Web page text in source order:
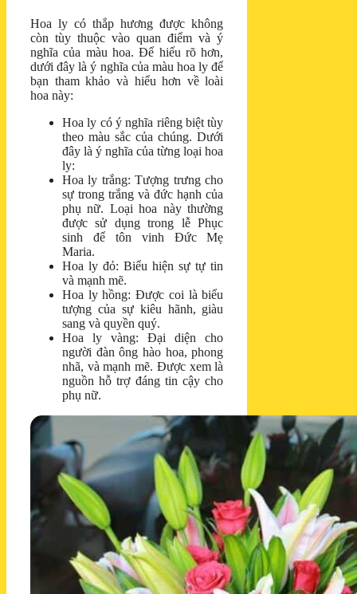
Hoa ly có thắp hương được không
còn tùy thuộc vào quan điểm và ý
nghĩa của màu hoa. Để hiểu rõ hơn,
dưới đây là ý nghĩa của màu hoa ly để
bạn tham khảo và hiểu hơn về loài
hoa này:
Hoa ly có ý nghĩa riêng biệt tùy
theo màu sắc của chúng. Dưới
đây là ý nghĩa của từng loại hoa
ly:
Hoa ly trắng: Tượng trưng cho
sự trong trắng và đức hạnh của
phụ nữ. Loại hoa này thường
được sử dụng trong lễ Phục
sinh để tôn vinh Đức Mẹ
Maria.
Hoa ly đỏ: Biểu hiện sự tự tin
và mạnh mẽ.
Hoa ly hồng: Được coi là biểu
tượng của sự kiêu hãnh, giàu
sang và quyền quý.
Hoa ly vàng: Đại diện cho
người đàn ông hào hoa, phong
nhã, và mạnh mẽ. Được xem là
nguồn hỗ trợ đáng tin cậy cho
phụ nữ.